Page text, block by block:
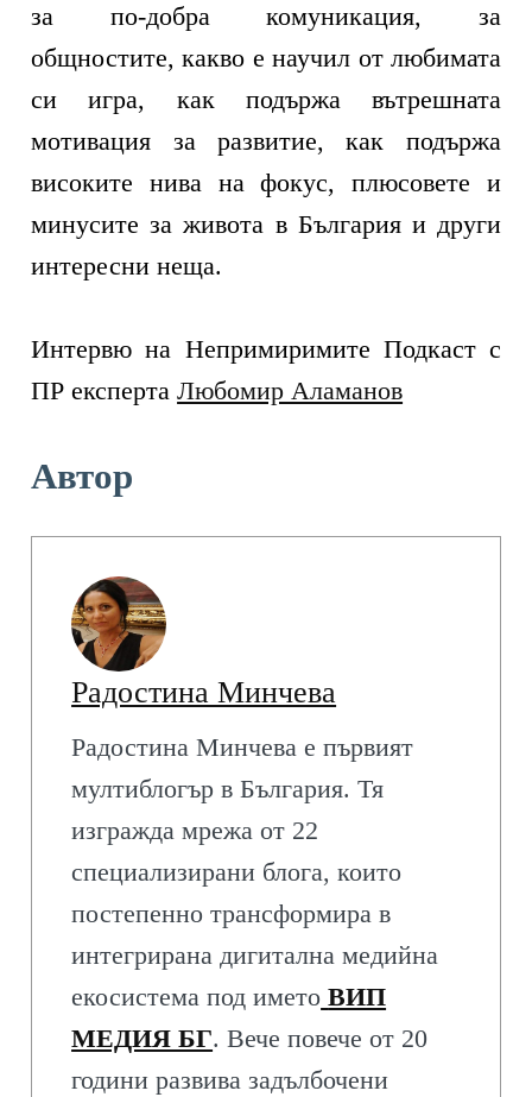
за по-добра комуникация, за
общностите, какво е научил от любимата
си игра, как подържа вътрешната
мотивация за развитие, как подържа
високите нива на фокус, плюсовете и
минусите за живота в България и други
интересни неща.
Интервю на Непримиримите Подкаст с
ПР експертаЛюбомир Аламанов
Автор
Радостина Минчева
Радостина Минчева е първият
мултиблогър в България. Тя
изгражда мрежа от 22
специализирани блога, които
постепенно трансформира в
интегрирана дигитална медийна
екосистема под името ВИП
МЕДИЯ БГ. Вече повече от 20
години развива задълбочени